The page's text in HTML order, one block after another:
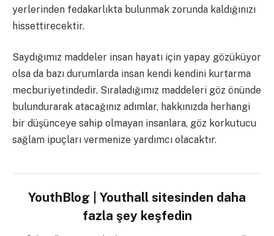
yerlerinden fedakarlıkta bulunmak zorunda kaldığınızı
hissettirecektir.
Saydığımız maddeler insan hayatı için yapay gözüküyor
olsa da bazı durumlarda insan kendi kendini kurtarma
mecburiyetindedir. Sıraladığımız maddeleri göz önünde
bulundurarak atacağınız adımlar, hakkınızda herhangi
bir düşünceye sahip olmayan insanlara, göz korkutucu
sağlam ipuçları vermenize yardımcı olacaktır.
YouthBlog | Youthall sitesinden daha
fazla şey keşfedin